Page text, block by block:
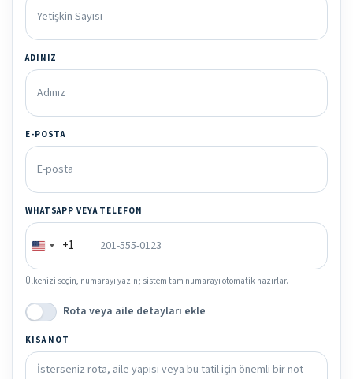
ADINIZ
E-POSTA
WHATSAPP VEYA TELEFON
+1
Ülkenizi seçin, numarayı yazın; sistem tam numarayı otomatik hazırlar.
Rota veya aile detayları ekle
KISA NOT